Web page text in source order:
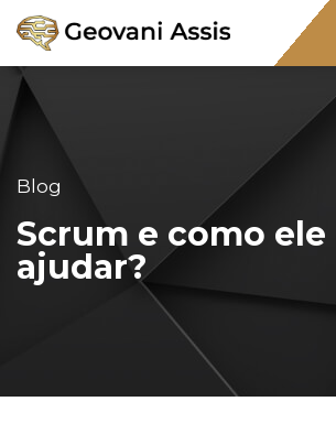
Blog
Scrum e como
ajudar?